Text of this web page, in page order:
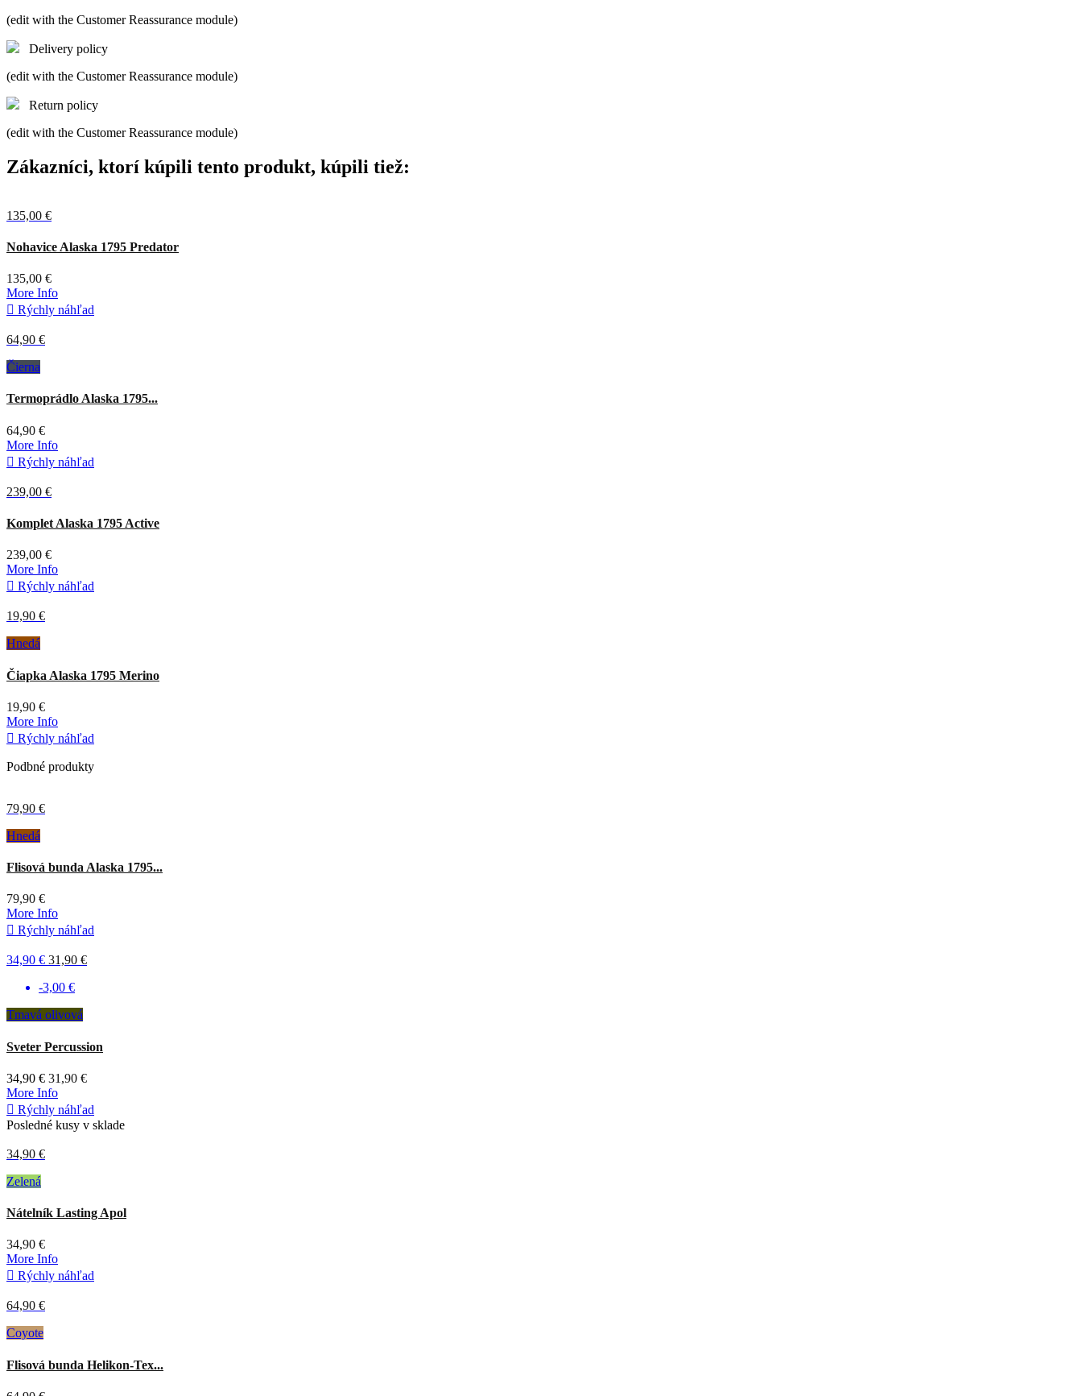
(edit with the Customer Reassurance module)
Delivery policy
(edit with the Customer Reassurance module)
Return policy
(edit with the Customer Reassurance module)
Zákazníci, ktorí kúpili tento produkt, kúpili tiež:
135,00 €
Nohavice Alaska 1795 Predator
135,00 €
More Info
 Rýchly náhľad
64,90 €
Čierna
Termoprádlo Alaska 1795...
64,90 €
More Info
 Rýchly náhľad
239,00 €
Komplet Alaska 1795 Active
239,00 €
More Info
 Rýchly náhľad
19,90 €
Hnedá
Čiapka Alaska 1795 Merino
19,90 €
More Info
 Rýchly náhľad
Podbné produkty
79,90 €
Hnedá
Flisová bunda Alaska 1795...
79,90 €
More Info
 Rýchly náhľad
34,90 € 31,90 €
-3,00 €
Tmavá olivová
Sveter Percussion
34,90 € 31,90 €
More Info
 Rýchly náhľad
Posledné kusy v sklade
34,90 €
Zelená
Nátelník Lasting Apol
34,90 €
More Info
 Rýchly náhľad
64,90 €
Coyote
Flisová bunda Helikon-Tex...